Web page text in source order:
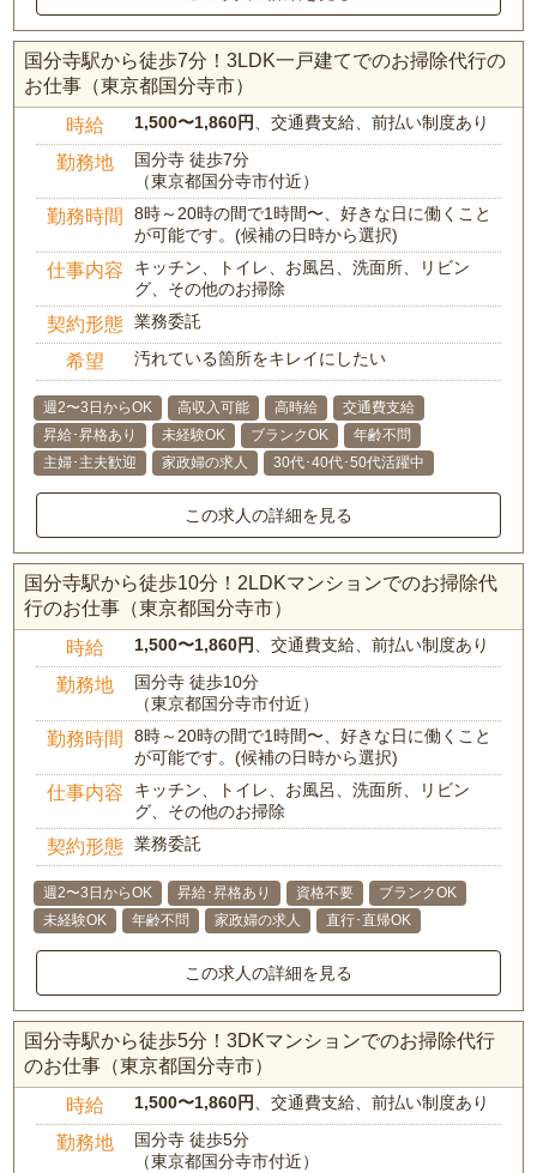
国分寺駅から徒歩7分！3LDK一戸建てでのお掃除代行の
お仕事（東京都国分寺市）
時給 1,500〜1,860円、交通費支給、前払い制度あり
勤務地
国分寺 徒歩7分
（東京都国分寺市付近）
勤務時間
8時～20時の間で1時間〜、好きな日に働くこと
が可能です。(候補の日時から選択)
仕事内容
キッチン、トイレ、お風呂、洗面所、リビン
グ、その他のお掃除
契約形態 業務委託
希望 汚れている箇所をキレイにしたい
週2〜3日からOK 高収入可能 高時給
交通費支給
昇給･昇格あり
未経験OK ブランクOK
年齢不問
主婦･主夫歓迎
家政婦の求人 30代･40代･50代活躍中
この求人の詳細を見る
国分寺駅から徒歩10分！2LDKマンションでのお掃除代
行のお仕事（東京都国分寺市）
時給 1,500〜1,860円、交通費支給、前払い制度あり
勤務地
国分寺 徒歩10分
（東京都国分寺市付近）
勤務時間
8時～20時の間で1時間〜、好きな日に働くこと
が可能です。(候補の日時から選択)
仕事内容
キッチン、トイレ、お風呂、洗面所、リビン
グ、その他のお掃除
契約形態 業務委託
週2〜3日からOK 昇給･昇格あり 資格不要
ブランクOK
未経験OK
年齢不問 家政婦の求人 直行･直帰OK
この求人の詳細を見る
国分寺駅から徒歩5分！3DKマンションでのお掃除代行
のお仕事（東京都国分寺市）
時給 1,500〜1,860円、交通費支給、前払い制度あり
勤務地
国分寺 徒歩5分
（東京都国分寺市付近）